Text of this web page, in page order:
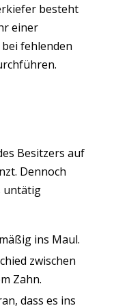
besteht
einer
fehlenden
Besitzers auf
Dennoch
untätig
ins Maul.
zwischen
Zahn.
dass es ins